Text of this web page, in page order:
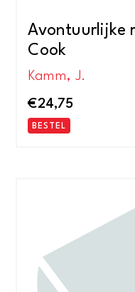
Avontuurlijke
Cook
Kamm, J.
€24,75
BESTEL